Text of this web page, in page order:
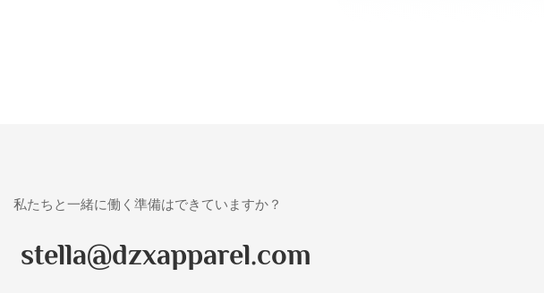
私たちと一緒に働く準備はできていますか？
stella@dzxapparel.com